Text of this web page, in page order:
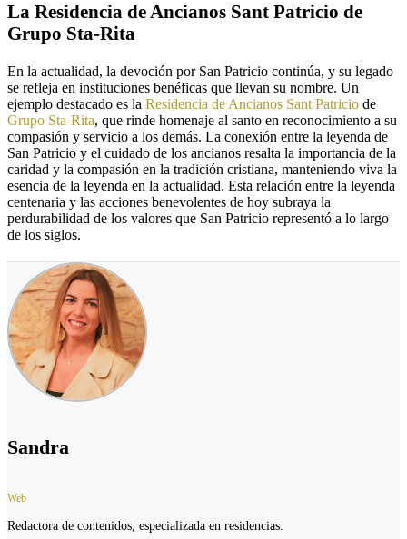
La Residencia de Ancianos Sant Patricio de
Grupo Sta-Rita
En la actualidad, la devoción por San Patricio continúa, y su legado
se refleja en instituciones benéficas que llevan su nombre. Un
ejemplo destacado es la Residencia de Ancianos Sant Patricio de
Grupo Sta-Rita, que rinde homenaje al santo en reconocimiento a su
compasión y servicio a los demás. La conexión entre la leyenda de
San Patricio y el cuidado de los ancianos resalta la importancia de la
caridad y la compasión en la tradición cristiana, manteniendo viva la
esencia de la leyenda en la actualidad. Esta relación entre la leyenda
centenaria y las acciones benevolentes de hoy subraya la
perdurabilidad de los valores que San Patricio representó a lo largo
de los siglos.
Sandra
Web
Redactora de contenidos, especializada en residencias.